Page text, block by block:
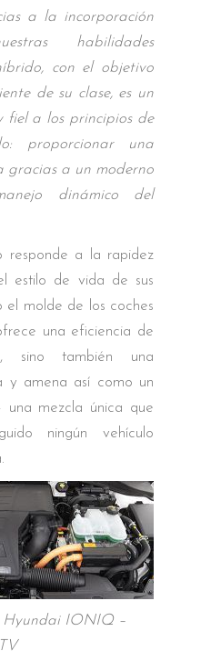
a la incorporación
habilidades
con el objetivo
de su clase, es un
fiel a los principios de
proporcionar una
gracias a un moderno
dinámico del
a la rapidez
estilo de vida de sus
el molde de los coches
una eficiencia de
sino también una
y amena así como un
mezcla única que
ningún vehículo
Hyundai IONIQ –